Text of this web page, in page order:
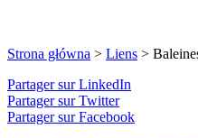
Strona główna > Liens >
Partager sur LinkedIn
Partager sur Twitter
Partager sur Facebook